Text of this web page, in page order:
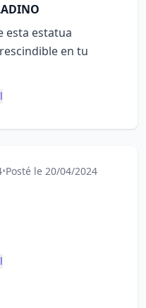
esta estatua
en tu
•Posté le 20/04/2024